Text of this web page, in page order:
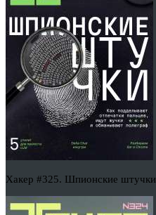
Хакер #325. Шпионские штучки